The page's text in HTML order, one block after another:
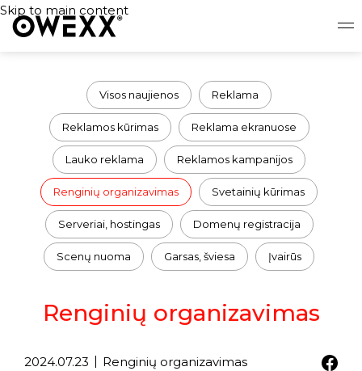
Skip to main content
Visos naujienos Reklama
Reklamos kūrimas Reklama ekranuose
Lauko reklama Reklamos kampanijos
Renginių organizavimas Svetainių kūrimas
Serveriai, hostingas Domenų registracija
Scenų nuoma Garsas, šviesa Įvairūs
Renginių organizavimas
2024.07.23 Renginių organizavimas